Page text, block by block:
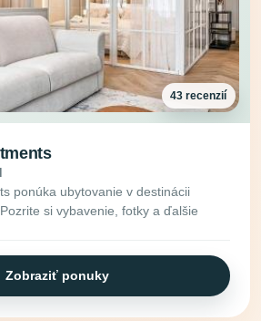
43 recenzií
ponúka ubytovanie v destinácii
si vybavenie, fotky a ďalšie
Zobraziť ponuky